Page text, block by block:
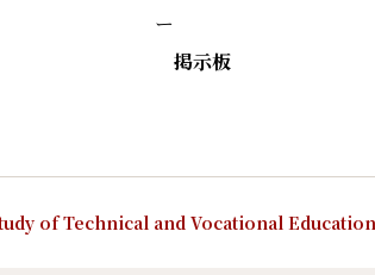
ー
掲示板
of Technical and Vocational